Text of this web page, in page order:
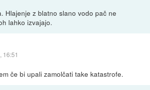
Hlajenje z blatno slano vodo pač ne
lahko izvajajo.
16:51
če bi upali zamolčati take katastrofe.